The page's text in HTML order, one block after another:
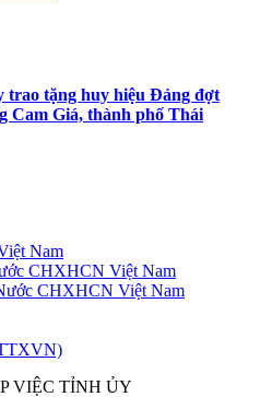
tặng huy hiệu Đảng đợt
Cam Giá, thành phố Thái
Nam
CHXHCN Việt Nam
CHXHCN Việt Nam
VIỆC TỈNH ỦY